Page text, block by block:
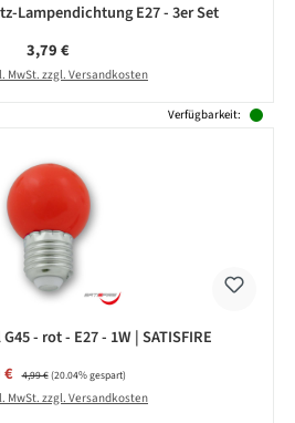
Lampendichtung E27 - 3er Set
Regulärer Preis:
3,79 €
MwSt. zzgl. Versandkosten
Verfügbarkeit:
- rot - E27 - 1W | SATISFIRE
€ Regulärer Preis:
4,99 €(20.04% gespart)
MwSt. zzgl. Versandkosten